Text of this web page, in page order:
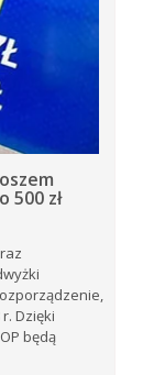
500 zł
Dzięki
będą